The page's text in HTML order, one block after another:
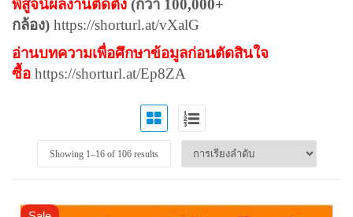
พิสูจน์ผลงานติดตั้ง (กว่า 100,000+
กล้อง) https://shorturl.at/vXalG
อ่านบทความเพื่อศึกษาข้อมูลก่อนตัดสินใจ
ซื้อ https://shorturl.at/Ep8ZA
Showing 1–16of 106 results